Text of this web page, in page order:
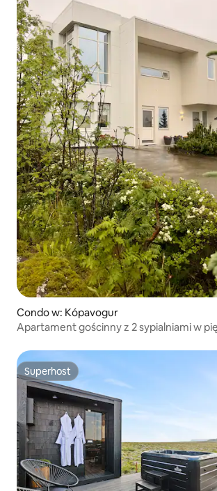
Condo w: Kópavogur
Apartament gościnny z 2 sypialniami w
Superhost
Superhost